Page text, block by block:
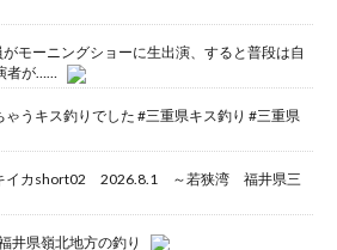
モーニングショーに生出演、すると普段は自
者が……
うキス釣りでした #三重県キス釣り #三重県
イカshort02 2026.8.1 ～若狭湾 福井県三
井県嶺北地方の釣り